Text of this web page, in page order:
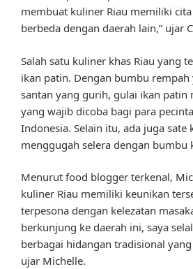
membuat kuliner Riau memiliki
berbeda dengan daerah lain,” ujar
Salah satu kuliner khas Riau yang
ikan patin. Dengan bumbu rempah
santan yang gurih, gulai ikan patin
yang wajib dicoba bagi para
Indonesia. Selain itu, ada juga sate
menggugah selera dengan bumbu
Menurut food blogger terkenal,
kuliner Riau memiliki keunikan
terpesona dengan kelezatan
berkunjung ke daerah ini, saya
berbagai hidangan tradisional
ujar Michelle.